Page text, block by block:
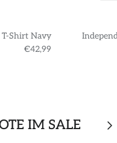
Shirt Navy
€42,99
IM SALE